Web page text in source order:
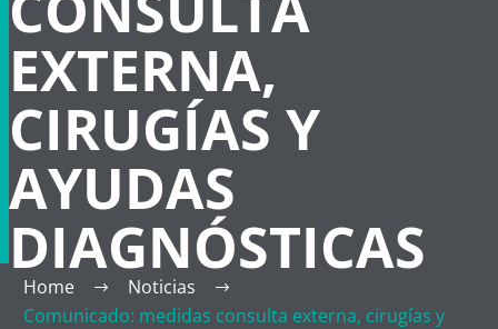
EXTERNA,
CIRUGÍAS Y
AYUDAS
DIAGNÓSTICAS
Home
Noticias
Comunicado: medidas consulta externa, cirugías y